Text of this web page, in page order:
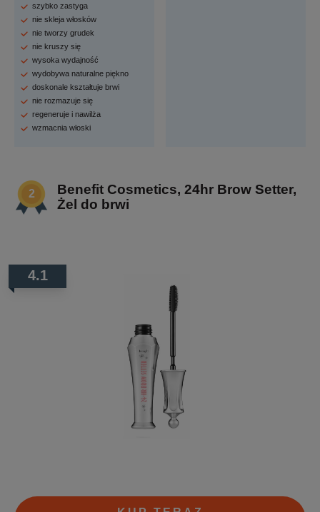
szybko zastyga
nie skleja włosków
nie tworzy grudek
nie kruszy się
wysoka wydajność
wydobywa naturalne piękno
doskonale kształtuje brwi
nie rozmazuje się
regeneruje i nawilża
wzmacnia włoski
Benefit Cosmetics, 24hr Brow Setter,
Żel do brwi
4.1